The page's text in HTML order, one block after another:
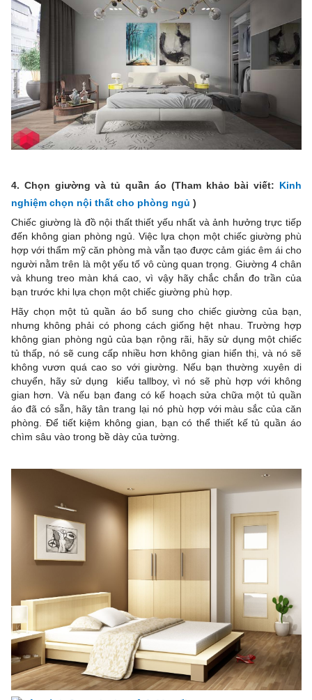
4. Chọn giường và tủ quần áo (Tham khảo bài viết: Kinh
nghiệm chọn nội thất cho phòng ngủ )
Chiếc giường là đồ nội thất thiết yếu nhất và ảnh hưởng trực tiếp
đến không gian phòng ngủ. Việc lựa chọn một chiếc giường phù
hợp với thẩm mỹ căn phòng mà vẫn tạo được cảm giác êm ái cho
người nằm trên là một yếu tố vô cùng quan trọng. Giường 4 chân
và khung treo màn khá cao, vì vậy hãy chắc chắn đo trần của
bạn trước khi lựa chọn một chiếc giường phù hợp.
Hãy chọn một tủ quần áo bổ sung cho chiếc giường của bạn,
nhưng không phải có phong cách giống hệt nhau. Trường hợp
không gian phòng ngủ của bạn rộng rãi, hãy sử dụng một chiếc
tủ thấp, nó sẽ cung cấp nhiều hơn không gian hiển thị, và nó sẽ
không vươn quá cao so với giường. Nếu bạn thường xuyên di
chuyển, hãy sử dụng kiểu tallboy, vì nó sẽ phù hợp với không
gian hơn. Và nếu bạn đang có kế hoạch sửa chữa một tủ quần
áo đã có sẵn, hãy tân trang lại nó phù hợp với màu sắc của căn
phòng. Để tiết kiệm không gian, bạn có thể thiết kế tủ quần áo
chìm sâu vào trong bề dày của tường.